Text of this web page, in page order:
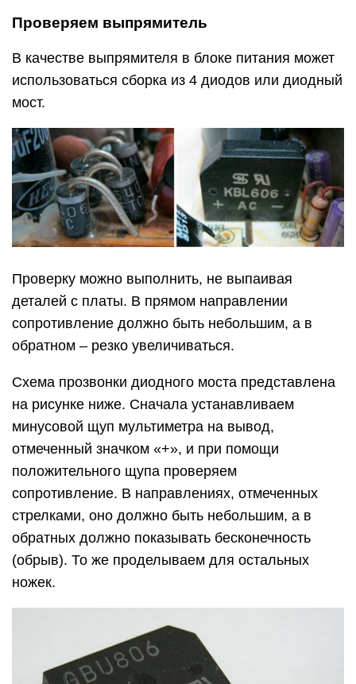
Проверяем выпрямитель
В качестве выпрямителя в блоке питания может
использоваться сборка из 4 диодов или диодный
мост.
Проверку можно выполнить, не выпаивая
деталей с платы. В прямом направлении
сопротивление должно быть небольшим, а в
обратном – резко увеличиваться.
Схема прозвонки диодного моста представлена
на рисунке ниже. Сначала устанавливаем
минусовой щуп мультиметра на вывод,
отмеченный значком «+», и при помощи
положительного щупа проверяем
сопротивление. В направлениях, отмеченных
стрелками, оно должно быть небольшим, а в
обратных должно показывать бесконечность
(обрыв). То же проделываем для остальных
ножек.